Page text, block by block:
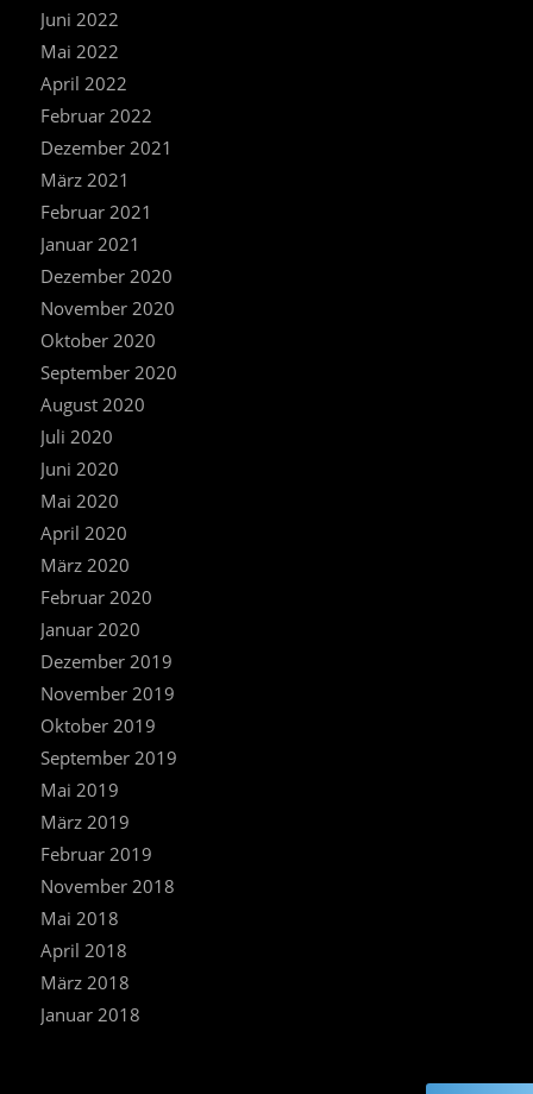
Juni 2022
Mai 2022
April 2022
Februar 2022
Dezember 2021
März 2021
Februar 2021
Januar 2021
Dezember 2020
November 2020
Oktober 2020
September 2020
August 2020
Juli 2020
Juni 2020
Mai 2020
April 2020
März 2020
Februar 2020
Januar 2020
Dezember 2019
November 2019
Oktober 2019
September 2019
Mai 2019
März 2019
Februar 2019
November 2018
Mai 2018
April 2018
März 2018
Januar 2018